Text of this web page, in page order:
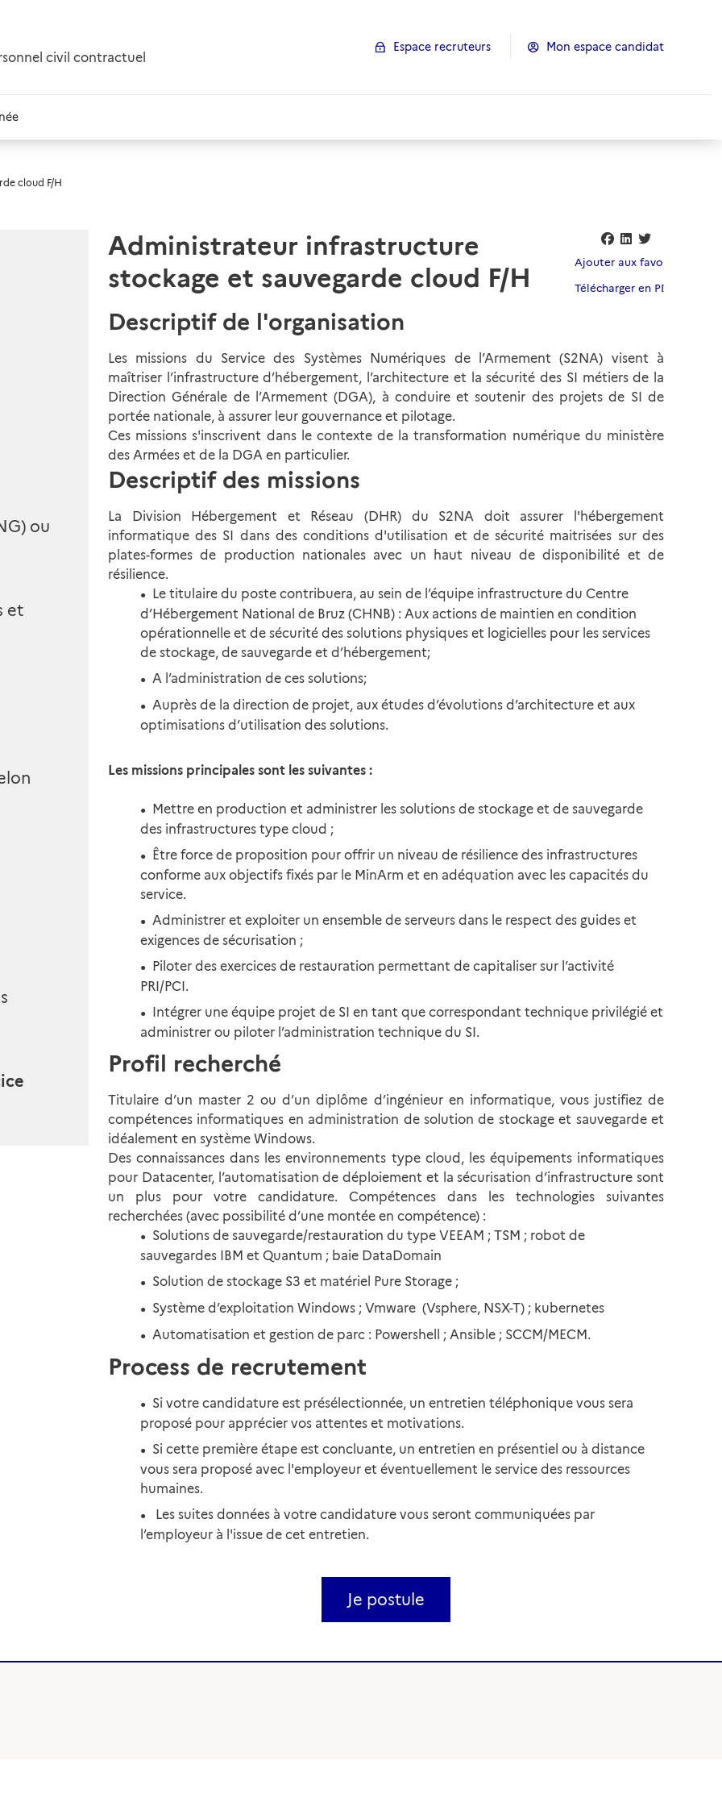
civil contractuel
Espace recruteurs Mon espace candidat
cloud F/H
ou
et
Administrateur infrastructure
stockage et sauvegarde cloud F/H
Ajouter aux favoris
Télécharger en PDF
Descriptif de l'organisation
Les missions du Service des Systèmes Numériques de l’Armement (S2NA) visent à
maîtriser l’infrastructure d’hébergement, l’architecture et la sécurité des SI métiers de la
Direction Générale de l’Armement (DGA), à conduire et soutenir des projets de SI de
portée nationale, à assurer leur gouvernance et pilotage.
Ces missions s'inscrivent dans le contexte de la transformation numérique du ministère
des Armées et de la DGA en particulier.
Descriptif des missions
La Division Hébergement et Réseau (DHR) du S2NA doit assurer l'hébergement
informatique des SI dans des conditions d'utilisation et de sécurité maitrisées sur des
plates-formes de production nationales avec un haut niveau de disponibilité et de
résilience.
Le titulaire du poste contribuera, au sein de l’équipe infrastructure du Centre
d’Hébergement National de Bruz (CHNB) : Aux actions de maintien en condition
opérationnelle et de sécurité des solutions physiques et logicielles pour les services
de stockage, de sauvegarde et d’hébergement;
A l’administration de ces solutions;
Auprès de la direction de projet, aux études d’évolutions d’architecture et aux
optimisations d’utilisation des solutions.
Les missions principales sont les suivantes :
Mettre en production et administrer les solutions de stockage et de sauvegarde
des infrastructures type cloud ;
Être force de proposition pour offrir un niveau de résilience des infrastructures
conforme aux objectifs fixés par le MinArm et en adéquation avec les capacités du
service.
Administrer et exploiter un ensemble de serveurs dans le respect des guides et
exigences de sécurisation ;
Piloter des exercices de restauration permettant de capitaliser sur l’activité
PRI/PCI.
Intégrer une équipe projet de SI en tant que correspondant technique privilégié et
administrer ou piloter l’administration technique du SI.
Profil recherché
Titulaire d’un master 2 ou d’un diplôme d’ingénieur en informatique, vous justifiez de
compétences informatiques en administration de solution de stockage et sauvegarde et
idéalement en système Windows.
Des connaissances dans les environnements type cloud, les équipements informatiques
pour Datacenter, l’automatisation de déploiement et la sécurisation d’infrastructure sont
un plus pour votre candidature. Compétences dans les technologies suivantes
recherchées (avec possibilité d’une montée en compétence) :
Solutions de sauvegarde/restauration du type VEEAM ; TSM ; robot de
sauvegardes IBM et Quantum ; baie DataDomain
Solution de stockage S3 et matériel Pure Storage ;
Système d’exploitation Windows ; Vmware (Vsphere, NSX-T) ; kubernetes
Automatisation et gestion de parc : Powershell ; Ansible ; SCCM/MECM.
Process de recrutement
Si votre candidature est présélectionnée, un entretien téléphonique vous sera
proposé pour apprécier vos attentes et motivations.
Si cette première étape est concluante, un entretien en présentiel ou à distance
vous sera proposé avec l'employeur et éventuellement le service des ressources
humaines.
Les suites données à votre candidature vous seront communiquées par
l’employeur à l'issue de cet entretien.
Je postule